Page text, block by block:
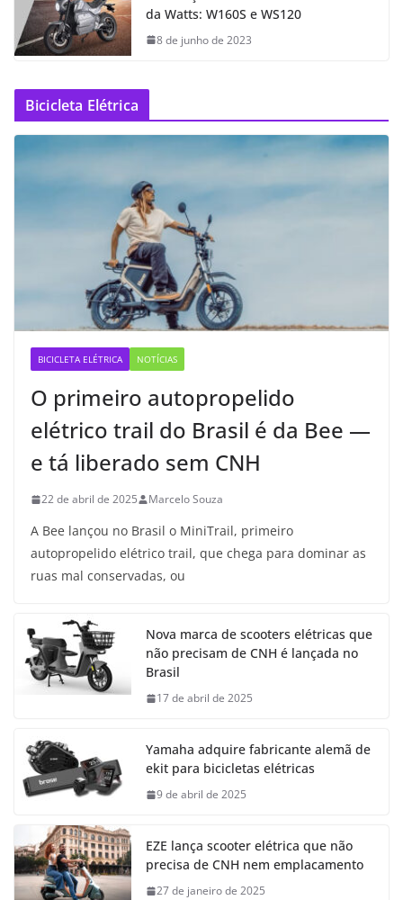
da Watts: W160S e WS120
8 de junho de 2023
Bicicleta Elétrica
BICICLETA ELÉTRICA NOTÍCIAS
O primeiro autopropelido
elétrico trail do Brasil é da Bee —
e tá liberado sem CNH
22 de abril de 2025 Marcelo Souza
A Bee lançou no Brasil o MiniTrail, primeiro
autopropelido elétrico trail, que chega para dominar as
ruas mal conservadas, ou
Nova marca de scooters elétricas que
não precisam de CNH é lançada no
Brasil
17 de abril de 2025
Yamaha adquire fabricante alemã de
ekit para bicicletas elétricas
9 de abril de 2025
EZE lança scooter elétrica que não
precisa de CNH nem emplacamento
27 de janeiro de 2025